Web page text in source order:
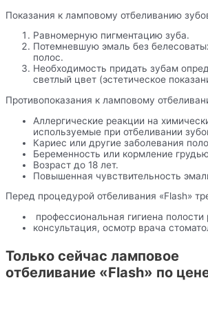
Показания к ламповому отбеливанию
Равномерную пигментацию зуба.
Потемневшую эмаль без
полос.
Необходимость придать зубам
светлый цвет (эстетическое
Противопоказания к ламповому
Аллергические реакции на
используемые при отбеливании
Кариес или другие заболевания
Беременность или кормление
Возраст до 18 лет.
Повышенная чувствительность
Перед процедурой отбеливания «Flash»
професcиональная гигиена полости
консультация, осмотр врача
Только сейчас ламповое
отбеливание «Flash» по